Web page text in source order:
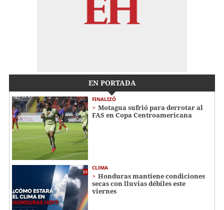
EN PORTADA
FINALIZÓ
Motagua sufrió para derrotar al
FAS en Copa Centroamericana
CLIMA
Honduras mantiene condiciones
secas con lluvias débiles este
viernes